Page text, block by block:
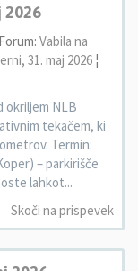
2026
Forum: Vabila na
31. maj 2026 ¦
okriljem NLB
tekačem, ki
Termin:
– parkirišče
lahkot...
Skoči na prispevek